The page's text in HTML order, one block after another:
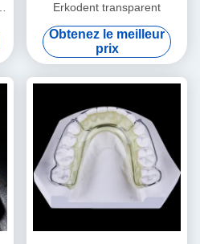
Erkodent transparent
Obtenez le meilleur
prix